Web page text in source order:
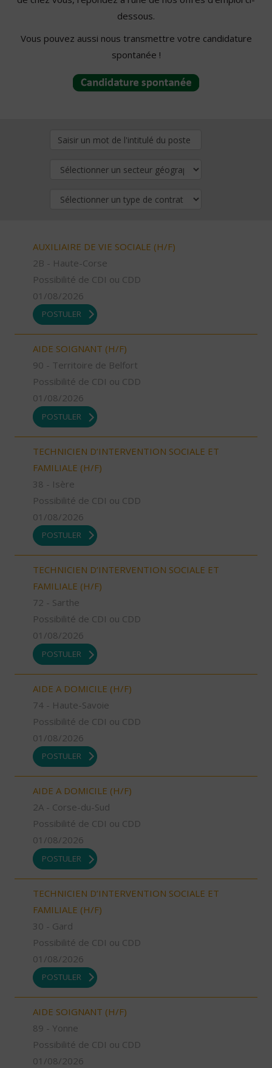
dessous.
Vous pouvez aussi nous transmettre votre candidature
spontanée !
AUXILIAIRE DE VIE SOCIALE (H/F)
2B - Haute-Corse
Possibilité de CDI ou CDD
01/08/2026
POSTULER
AIDE SOIGNANT (H/F)
90 - Territoire de Belfort
Possibilité de CDI ou CDD
01/08/2026
POSTULER
TECHNICIEN D’INTERVENTION SOCIALE ET
FAMILIALE (H/F)
38 - Isère
Possibilité de CDI ou CDD
01/08/2026
POSTULER
TECHNICIEN D’INTERVENTION SOCIALE ET
FAMILIALE (H/F)
72 - Sarthe
Possibilité de CDI ou CDD
01/08/2026
POSTULER
AIDE A DOMICILE (H/F)
74 - Haute-Savoie
Possibilité de CDI ou CDD
01/08/2026
POSTULER
AIDE A DOMICILE (H/F)
2A - Corse-du-Sud
Possibilité de CDI ou CDD
01/08/2026
POSTULER
TECHNICIEN D’INTERVENTION SOCIALE ET
FAMILIALE (H/F)
30 - Gard
Possibilité de CDI ou CDD
01/08/2026
POSTULER
AIDE SOIGNANT (H/F)
89 - Yonne
Possibilité de CDI ou CDD
01/08/2026